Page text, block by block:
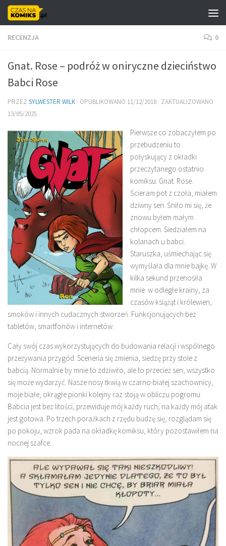
Skip to content
RECENZJA 0
Gnat. Rose – podróż w oniryczne dzieciństwo
Babci Rose
PRZEZ SYLWESTER WILK · OPUBLIKOWANO 11/12/2018 · ZAKTUALIZOWANO
13/05/2025
Pierwsze co zobaczyłem po
przebudzeniu to
połyskujący z okładki
przeczytanego ostatnio
komiksu: Gnat. Rose.
Ścieram pot z czoła, miałem
dziwny sen. Śniło mi się, że
znowu byłem małym
chłopcem. Siedziałem na
kolanach u babci.
Staruszka, uśmiechając się
wymyślała dla mnie bajkę. W
kilka sekund przenosiła
mnie w odległe krainy, za
czasów książąt i królewien,
smoków i innych cudacznych stworzeń. Funkcjonujących bez
tabletów, smartfonów i internetów.
Cały swój czas wykorzystujących do budowania relacji i wspólnego
przeżywania przygód. Sceneria się zmienia, siedzę przy stole z
babcią. Normalnie by mnie to zdziwiło, ale to przecież sen, wszystko
się może wydarzyć. Nasze nosy tkwią w czarno-białej szachownicy,
moje białe, okrągłe pionki kolejny raz stoją w obliczu pogromu.
Babcia jest bez litości, przewiduje mój każdy ruch, na każdy mój atak
jest gotowa. Po trzech porażkach z rzędu budzę się, rozglądam się
po pokoju, wzrok pada na okładkę komiksu, który pozostawiłem na
nocnej szafce.